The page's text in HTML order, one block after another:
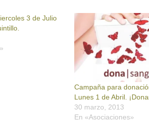
3 de Julio
Campaña para
Lunes 1 de Abril.
30 marzo, 2013
En «Asociaciones»